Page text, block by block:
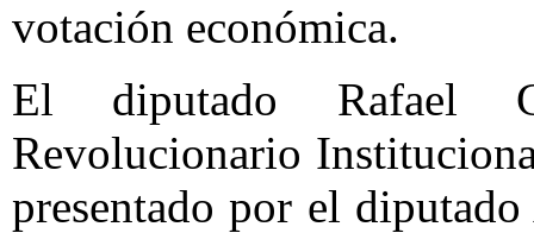
votación económica.
El diputado Rafael
Revolucionario
presentado por el